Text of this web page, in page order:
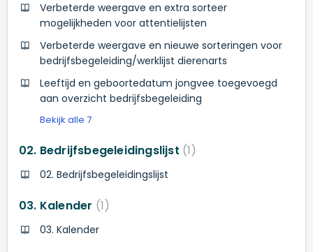
Verbeterde weergave en extra sorteer
mogelijkheden voor attentielijsten
Verbeterde weergave en nieuwe sorteringen voor
bedrijfsbegeleiding/werklijst dierenarts
Leeftijd en geboortedatum jongvee toegevoegd
aan overzicht bedrijfsbegeleiding
Bekijk alle 7
02. Bedrijfsbegeleidingslijst 1
02. Bedrijfsbegeleidingslijst
03. Kalender 1
03. Kalender